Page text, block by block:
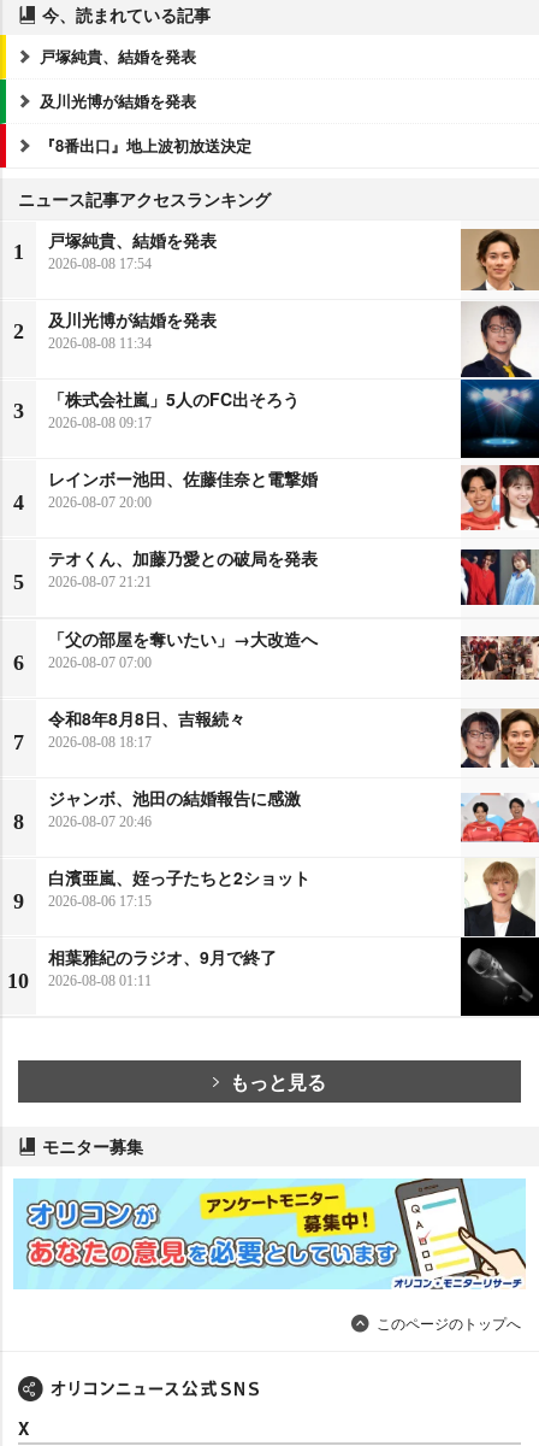
今、読まれている記事
戸塚純貴、結婚を発表
及川光博が結婚を発表
『8番出口』地上波初放送決定
ニュース記事アクセスランキング
1
戸塚純貴、結婚を発表
2026-08-08 17:54
2
及川光博が結婚を発表
2026-08-08 11:34
3
「株式会社嵐」5人のFC出そろう
2026-08-08 09:17
4
レインボー池田、佐藤佳奈と電撃婚
2026-08-07 20:00
5
テオくん、加藤乃愛との破局を発表
2026-08-07 21:21
6
「父の部屋を奪いたい」→大改造へ
2026-08-07 07:00
7
令和8年8月8日、吉報続々
2026-08-08 18:17
8
ジャンボ、池田の結婚報告に感激
2026-08-07 20:46
9
白濱亜嵐、姪っ子たちと2ショット
2026-08-06 17:15
10
相葉雅紀のラジオ、9月で終了
2026-08-08 01:11
もっと見る
モニター募集
このページのトップへ
X